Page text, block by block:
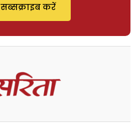
सब्सक्राइब करें